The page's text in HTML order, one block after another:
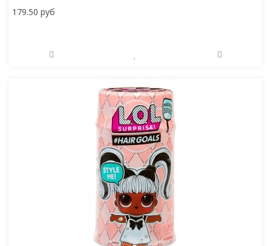
179.50 руб